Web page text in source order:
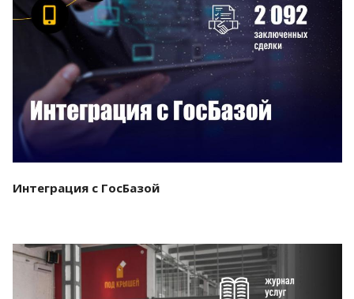
Смотреть проект
Интеграция с ГосБазой